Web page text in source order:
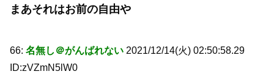
まあそれはお前の自由や
66: 名無し＠がんばれない 2021/12/14(火) 02:50:58.29
ID:zVZmN5lW0